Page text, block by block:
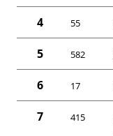
4 55
5 582
6 17
7 415